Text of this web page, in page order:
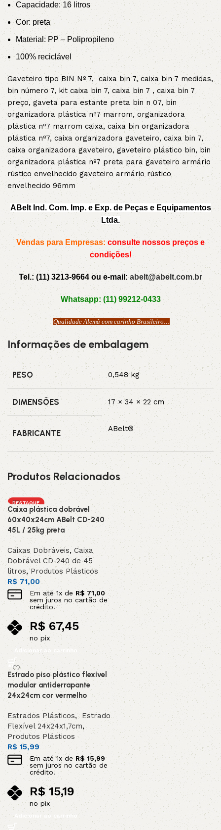
Capacidade: 16 litros
Cor:preta
Material: PP – Polipropileno
100% reciclável
Gaveteiro tipo BIN Nº 7, caixa bin 7, caixa bin 7 medidas,
bin número 7, kit caixa bin 7, caixa bin 7 , caixa bin 7
preço, gaveta para estante preta bin n 07, bin
organizadora plástica nº7 marrom, organizadora
plástica nº7 marrom caixa, caixa bin organizadora
plástica nº7, caixa organizadora gaveteiro, caixa bin 7,
caixa organizadora gaveteiro, gaveteiro plástico bin, bin
organizadora plástica nº7 preta para gaveteiro armário
rústico envelhecido gaveteiro armário rústico
envelhecido 96mm
ABelt Ind. Com. Imp. e Exp. de Peças e Equipamentos
Ltda.
Vendas para Empresas:consulte nossos preços e
condições!
Tel.: (11) 3213-9664 ou e-mail:abelt@abelt.com.br
Whatsapp: (11) 99212-0433
Qualidade Alemã com carinho Brasileiro…
Informações de embalagem
PESO 0,548 kg
DIMENSÕES 17 × 34 × 22 cm
FABRICANTE ABelt®
Produtos Relacionados
DESTAQUE
Caixa plástica dobrável
60x40x24cm ABelt CD-240
45L / 25kg preta
Caixas Dobráveis, Caixa
Dobrável CD-240 de 45
litros,Produtos Plásticos
R$ 71,00
Em até1x de R$ 71,00
sem juros no cartão de
crédito!
R$ 67,45
no pix
Adicionar ao carrinho
Estrado piso plástico flexível
modular antiderrapante
24x24cm cor vermelho
Estrados Plásticos,Estrado
Flexível 24x24x1,7cm,
Produtos Plásticos
R$15,99
Em até1x de R$ 15,99
sem juros no cartão de
crédito!
R$15,19
no pix
Adicionar ao carrinho